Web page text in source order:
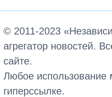
© 2011-2023
агрегатор новостей.
сайте.
Любое использование
гиперссылке.